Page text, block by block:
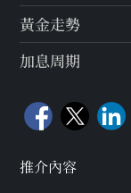
黃金走勢
加息周期
推介內容